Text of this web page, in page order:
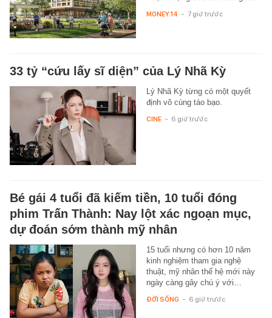
MONEY.14 - 7 giờ trước
33 tỷ “cứu lấy sĩ diện” của Lý Nhã Kỳ
Lý Nhã Kỳ từng có một quyết
định vô cùng táo bạo.
CINE - 6 giờ trước
Bé gái 4 tuổi đã kiếm tiền, 10 tuổi đóng
phim Trấn Thành: Nay lột xác ngoạn mục,
dự đoán sớm thành mỹ nhân
15 tuổi nhưng có hơn 10 năm
kinh nghiệm tham gia nghệ
thuật, mỹ nhân thế hệ mới này
ngày càng gây chú ý với…
ĐỜI SỐNG - 6 giờ trước